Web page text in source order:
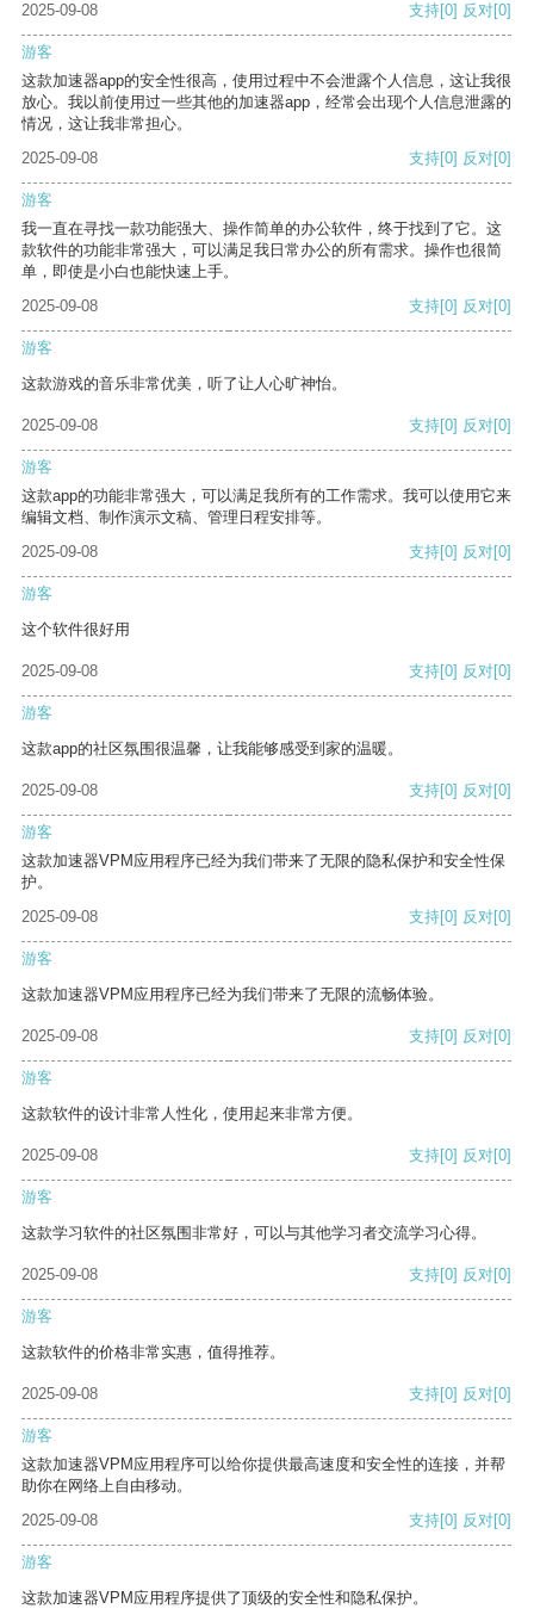
2025-09-08
支持[0] 反对[0]
游客
这款加速器app的安全性很高，使用过程中不会泄露个人信息，这让我很
放心。我以前使用过一些其他的加速器app，经常会出现个人信息泄露的
情况，这让我非常担心。
2025-09-08
支持[0] 反对[0]
游客
我一直在寻找一款功能强大、操作简单的办公软件，终于找到了它。这
款软件的功能非常强大，可以满足我日常办公的所有需求。操作也很简
单，即使是小白也能快速上手。
2025-09-08
支持[0] 反对[0]
游客
这款游戏的音乐非常优美，听了让人心旷神怡。
2025-09-08 支持[0] 反对[0]
游客
这款app的功能非常强大，可以满足我所有的工作需求。我可以使用它来
编辑文档、制作演示文稿、管理日程安排等。
2025-09-08
支持[0] 反对[0]
游客
这个软件很好用
2025-09-08 支持[0] 反对[0]
游客
这款app的社区氛围很温馨，让我能够感受到家的温暖。
2025-09-08 支持[0] 反对[0]
游客
这款加速器VPM应用程序已经为我们带来了无限的隐私保护和安全性保
护。
2025-09-08
支持[0] 反对[0]
游客
这款加速器VPM应用程序已经为我们带来了无限的流畅体验。
2025-09-08 支持[0] 反对[0]
游客
这款软件的设计非常人性化，使用起来非常方便。
2025-09-08 支持[0] 反对[0]
游客
这款学习软件的社区氛围非常好，可以与其他学习者交流学习心得。
2025-09-08 支持[0] 反对[0]
游客
这款软件的价格非常实惠，值得推荐。
2025-09-08 支持[0] 反对[0]
游客
这款加速器VPM应用程序可以给你提供最高速度和安全性的连接，并帮
助你在网络上自由移动。
2025-09-08
支持[0] 反对[0]
游客
这款加速器VPM应用程序提供了顶级的安全性和隐私保护。